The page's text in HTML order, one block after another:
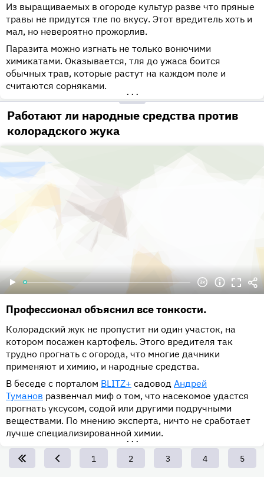
Из выращиваемых в огороде культур разве что пряные
травы не придутся тле по вкусу. Этот вредитель хоть и
мал, но невероятно прожорлив.
Паразита можно изгнать не только вонючими
химикатами. Оказывается, тля до ужаса боится
обычных трав, которые растут на каждом поле и
считаются сорняками.
•••
Работают ли народные средства против
колорадского жука
Профессионал объяснил все тонкости.
Колорадский жук не пропустит ни один участок, на
котором посажен картофель. Этого вредителя так
трудно прогнать с огорода, что многие дачники
применяют и химию, и народные средства.
В беседе с порталом BLITZ+ садовод Андрей
Туманов развенчал миф о том, что насекомое удастся
прогнать уксусом, содой или другими подручными
веществами. По мнению эксперта, ничто не сработает
лучше специализированной химии.
•••
Page
1 Page
2 Page
3 Page
4 Page
5